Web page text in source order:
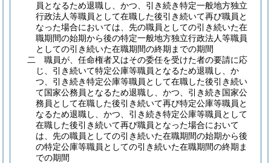
員となるため退職し、かつ、引き続き特定一般地方独立
行政法人等職員として在職した後引き続いて再び職員と
なった場合においては、先の職員としての引き続いた在
職期間の始期から後の特定一般地方独立行政法人等職員
としての引き続いた在職期間の終期までの期間
二
職員が、任命権者又はその委任を受けた者の要請に応
じ、引き続いて特定公庫等職員となるため退職し、か
つ、引き続き特定公庫等職員として在職した後引き続い
て国家公務員となるため退職し、かつ、引き続き国家公
務員として在職した後引き続いて再び特定公庫等職員と
なるため退職し、かつ、引き続き特定公庫等職員として
在職した後引き続いて再び職員となった場合において
は、先の職員としての引き続いた在職期間の始期から後
の特定公庫等職員としての引き続いた在職期間の終期ま
での期間